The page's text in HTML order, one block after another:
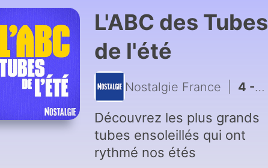
L'ABC des Tubes
de l'été
Nostalgie France 4 - L'ABC des Tubes de l'été - Partie 2/2
Découvrez les plus grands
tubes ensoleillés qui ont
rythmé nos étés